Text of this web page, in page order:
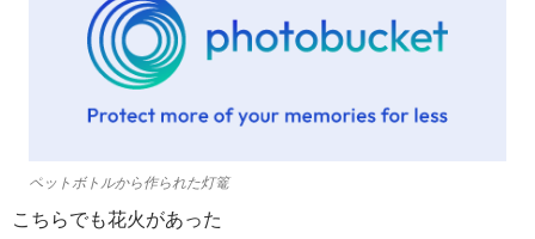
ペットボトルから作られた灯篭
こちらでも花火があった